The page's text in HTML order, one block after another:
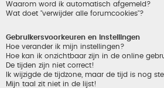
Waarom word ik automatisch afgemeld?
Wat doet "verwijder alle forumcookies"?
Gebruikersvoorkeuren en instellingen
Hoe verander ik mijn instellingen?
Hoe kan ik onzichtbaar zijn in de online
De tijden zijn niet correct!
Ik wijzigde de tijdzone, maar de tijd is nog
Mijn taal zit niet in de lijst!